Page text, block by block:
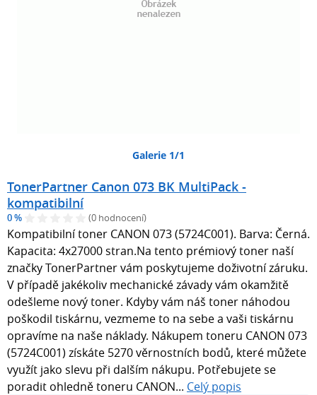
Galerie 1/1
TonerPartner Canon 073 BK MultiPack -
kompatibilní
0 % (0 hodnocení)
Kompatibilní toner CANON 073 (5724C001). Barva: Černá.
Kapacita: 4x27000 stran.Na tento prémiový toner naší
značky TonerPartner vám poskytujeme doživotní záruku.
V případě jakékoliv mechanické závady vám okamžitě
odešleme nový toner. Kdyby vám náš toner náhodou
poškodil tiskárnu, vezmeme to na sebe a vaši tiskárnu
opravíme na naše náklady. Nákupem toneru CANON 073
(5724C001) získáte 5270 věrnostních bodů, které můžete
využít jako slevu při dalším nákupu. Potřebujete se
poradit ohledně toneru CANON... Celý popis